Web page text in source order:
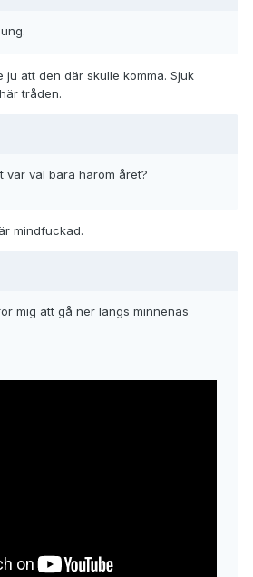
ju att den där skulle komma. Sjuk
tråden.
var väl bara härom året?
mindfuckad.
mig att gå ner längs minnenas